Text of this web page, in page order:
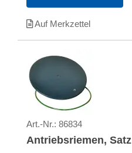
Auf Merkzettel
Art.-Nr.: 86834
Antriebsriemen, Satz